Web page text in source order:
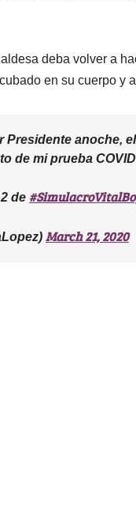
deba volver a
en su cuerpo y
Presidente anoche,
de mi prueba
de
March 21, 2020